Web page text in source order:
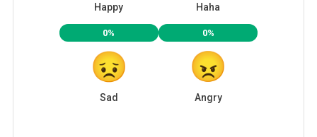
Happy Haha
0%
Sad
0%
Angry